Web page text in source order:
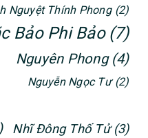
Nguyệt Thính Phong (2)
Bảo Phi Bảo (7)
Nguyên Phong (4)
Nguyễn Ngọc Tư (2)
Nhĩ Đông Thố Tử (3)